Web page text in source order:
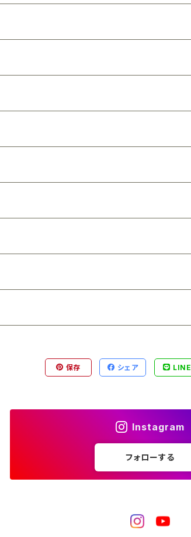
保存 シェア LINE
Instagram
フォローする